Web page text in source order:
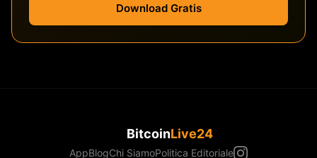
Download Gratis
BitcoinLive24
AppBlogChi SiamoPolitica Editoriale